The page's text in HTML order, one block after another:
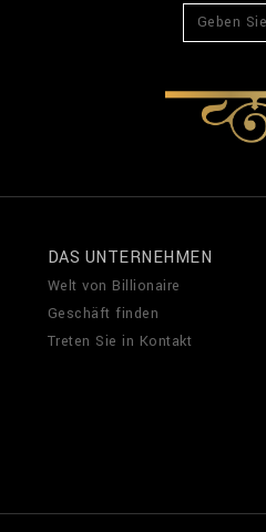
DAS UNTERNEHMEN
Welt von Billionaire
Geschäft finden
Treten Sie in Kontakt